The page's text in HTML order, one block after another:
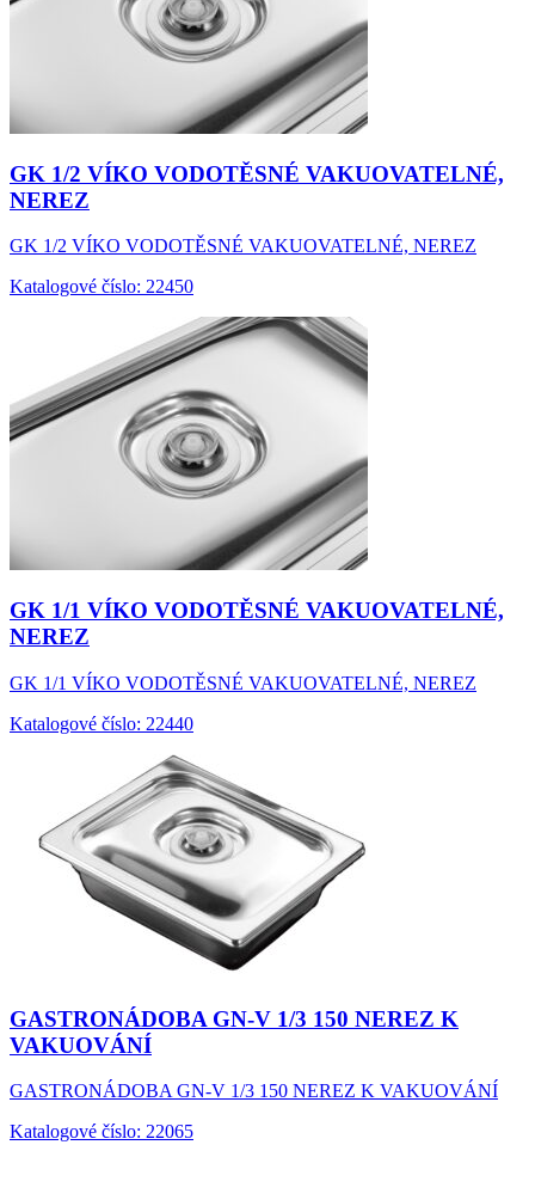
GK 1/2 VÍKO VODOTĚSNÉ VAKUOVATELNÉ,
NEREZ
GK 1/2 VÍKO VODOTĚSNÉ VAKUOVATELNÉ, NEREZ
Katalogové číslo: 22450
GK 1/1 VÍKO VODOTĚSNÉ VAKUOVATELNÉ,
NEREZ
GK 1/1 VÍKO VODOTĚSNÉ VAKUOVATELNÉ, NEREZ
Katalogové číslo: 22440
GASTRONÁDOBA GN-V 1/3 150 NEREZ K
VAKUOVÁNÍ
GASTRONÁDOBA GN-V 1/3 150 NEREZ K VAKUOVÁNÍ
Katalogové číslo: 22065